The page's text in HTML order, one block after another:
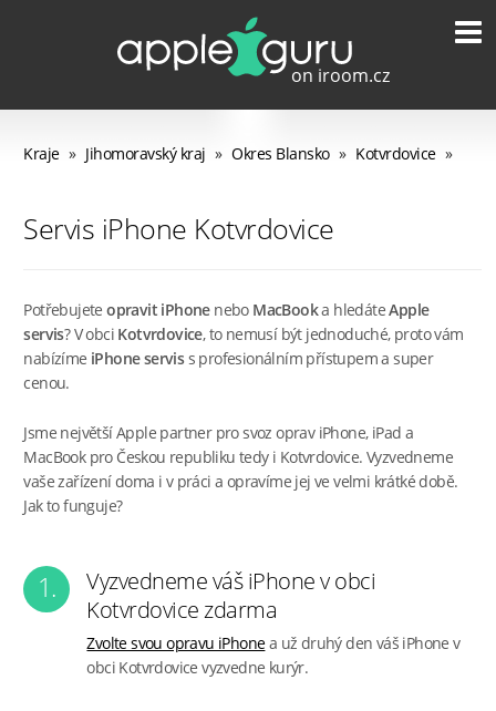
Kraje » Jihomoravský kraj » Okres Blansko » Kotvrdovice »
Servis iPhone Kotvrdovice
Potřebujeteopravit iPhonenebo MacBooka hledáteApple
servis? V obci Kotvrdovice, to nemusí být jednoduché, proto vám
nabízíme iPhone serviss profesionálním přístupem a super
cenou.
Jsme největší Apple partner pro svoz oprav iPhone, iPad a
MacBook pro Českou republiku tedy i Kotvrdovice. Vyzvedneme
vaše zařízení doma i v práci a opravíme jej ve velmi krátké době.
Jak to funguje?
1.
Vyzvedneme váš iPhone v obci
Kotvrdovice zdarma
Zvolte svou opravu iPhonea už druhý den váš iPhone v
obci Kotvrdovice vyzvedne kurýr.